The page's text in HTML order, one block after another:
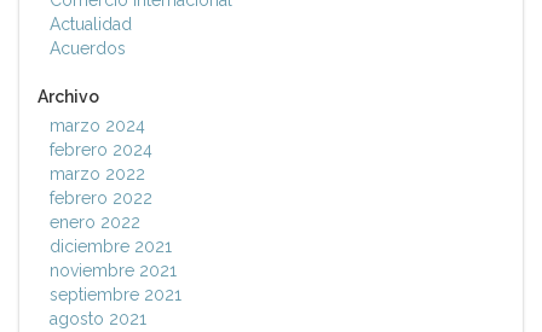
Actualidad
Acuerdos
Archivo
marzo 2024
febrero 2024
marzo 2022
febrero 2022
enero 2022
diciembre 2021
noviembre 2021
septiembre 2021
agosto 2021